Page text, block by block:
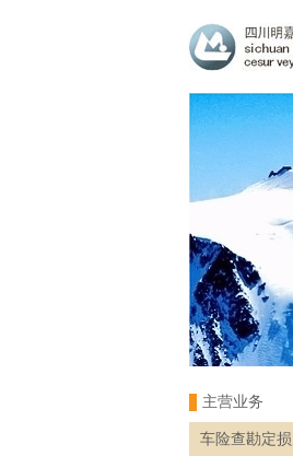
主营业务
车险查勘定损